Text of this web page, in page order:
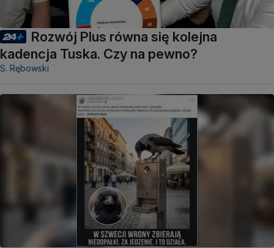
Rozwój Plus równa się kolejna
kadencja Tuska. Czy na pewno?
S. Rębowski